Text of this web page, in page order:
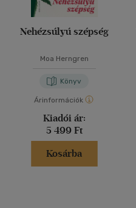
Nehézsúlyú szépség
Moa Herngren
Könyv
Árinformációk
Kiadói ár:
5 499 Ft
Kosárba